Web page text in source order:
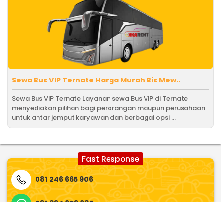
Sewa Bus VIP Ternate Harga Murah Bis Mew..
Sewa Bus VIP Ternate Layanan sewa Bus VIP di Ternate
menyediakan pilihan bagi perorangan maupun perusahaan
untuk antar jemput karyawan dan berbagai opsi ...
Fast Response
081 246 665 906